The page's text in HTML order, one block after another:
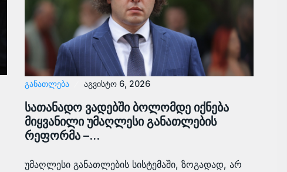
ᲒᲐᲜᲐᲗᲚᲔᲑᲐ აგვისტო 6, 2026
სათანადო ვადებში ბოლომდე იქნება
მიყვანილი უმაღლესი განათლების
რეფორმა –…
უმაღლესი განათლების სისტემაში, ზოგადად, არ